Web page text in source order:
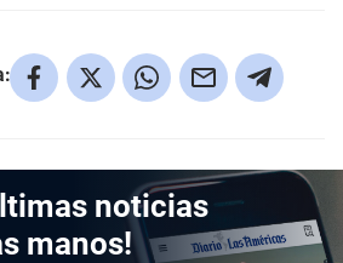
noticias
manos!